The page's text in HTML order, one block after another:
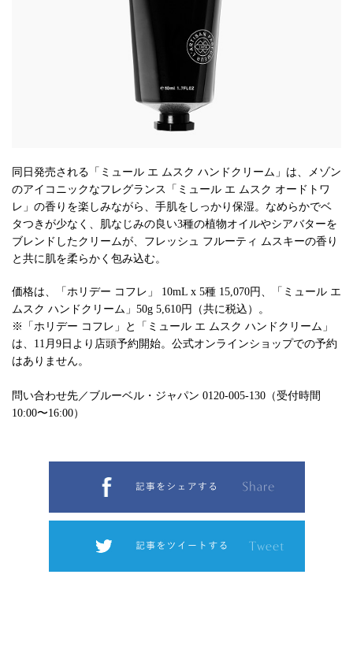
同日発売される「ミュール エ ムスク ハンドクリーム」は、メゾン
のアイコニックなフレグランス「ミュール エ ムスク オードトワ
レ」の香りを楽しみながら、手肌をしっかり保湿。なめらかでベ
タつきが少なく、肌なじみの良い3種の植物オイルやシアバターを
ブレンドしたクリームが、フレッシュ フルーティ ムスキーの香り
と共に肌を柔らかく包み込む。
価格は、「ホリデー コフレ」 10mL x 5種 15,070円、「ミュール エ
ムスク ハンドクリーム」50g 5,610円（共に税込）。
※「ホリデー コフレ」と「ミュール エ ムスク ハンドクリーム」
は、11月9日より店頭予約開始。公式オンラインショップでの予約
はありません。
問い合わせ先／ブルーベル・ジャパン 0120-005-130（受付時間
10:00〜16:00）